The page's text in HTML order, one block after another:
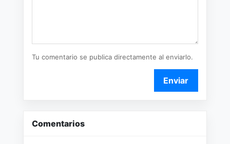
Tu comentario se publica directamente al enviarlo.
Enviar
Comentarios